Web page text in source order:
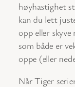
høyhastighet
kan du lett
opp eller
som både er
oppe (eller
Når Tiger